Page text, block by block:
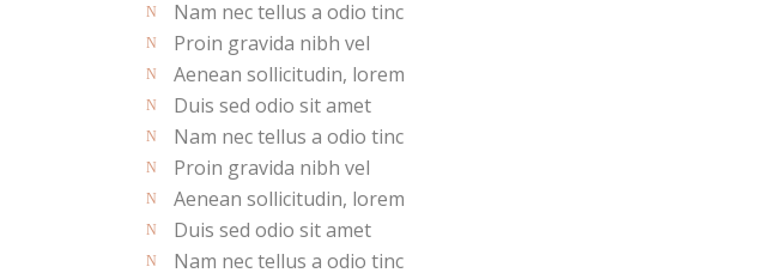
Nam nec tellus a odio tinc
Proin gravida nibh vel
Aenean sollicitudin, lorem
Duis sed odio sit amet
Nam nec tellus a odio tinc
Proin gravida nibh vel
Aenean sollicitudin, lorem
Duis sed odio sit amet
Nam nec tellus a odio tinc